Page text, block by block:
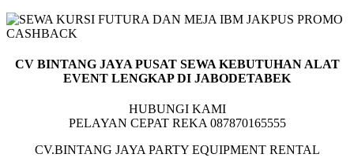
CV BINTANG JAYA PUSAT SEWA KEBUTUHAN ALAT
EVENT LENGKAP DI JABODETABEK
HUBUNGI KAMI
PELAYAN CEPAT REKA 087870165555
CV.BINTANG JAYA PARTY EQUIPMENT RENTAL